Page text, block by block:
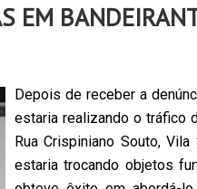
EM
Depois de receber a
estaria realizando o tráfico
Rua Crispiniano Souto,
estaria trocando objetos